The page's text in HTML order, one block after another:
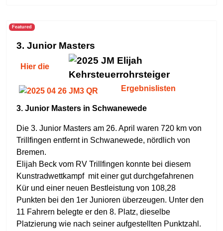
Featured
3. Junior Masters
Hier die
Ergebnislisten
3. Junior Masters in Schwanewede
Die 3. Junior Masters am 26. April waren 720 km von
Trillfingen entfernt in Schwanewede, nördlich von
Bremen.
Elijah Beck vom RV Trillfingen konnte bei diesem
Kunstradwettkampf mit einer gut durchgefahrenen
Kür und einer neuen Bestleistung von 108,28
Punkten bei den 1er Junioren überzeugen. Unter den
11 Fahrern belegte er den 8. Platz, dieselbe
Platzierung wie nach seiner aufgestellten Punktzahl.